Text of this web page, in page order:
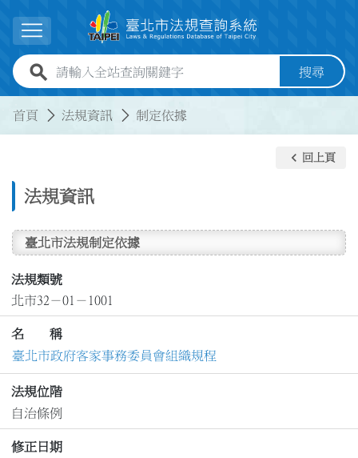
展開選單
全站查詢關鍵字欄位 搜尋
首頁 法規資訊 制定依據
法規資訊
keyboard_arrow_left 回上頁
臺北市法規制定依據
法規類號
北市32－01－1001
名 稱
臺北市政府客家事務委員會組織規程
法規位階
自治條例
修正日期